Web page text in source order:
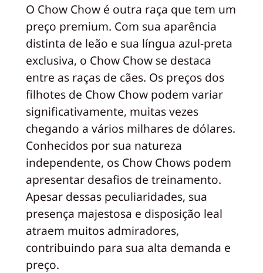
O Chow Chow é outra raça que tem um
preço premium. Com sua aparência
distinta de leão e sua língua azul-preta
exclusiva, o Chow Chow se destaca
entre as raças de cães. Os preços dos
filhotes de Chow Chow podem variar
significativamente, muitas vezes
chegando a vários milhares de dólares.
Conhecidos por sua natureza
independente, os Chow Chows podem
apresentar desafios de treinamento.
Apesar dessas peculiaridades, sua
presença majestosa e disposição leal
atraem muitos admiradores,
contribuindo para sua alta demanda e
preço.